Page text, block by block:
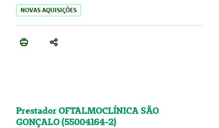
NOVAS AQUISIÇÕES
Prestador OFTALMOCLÍNICA SÃO
GONÇALO (55004164-2)